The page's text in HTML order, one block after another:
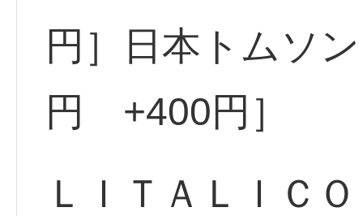
円］日本トムソ
円 +400円］
ＬＩＴＡＬＩＣ